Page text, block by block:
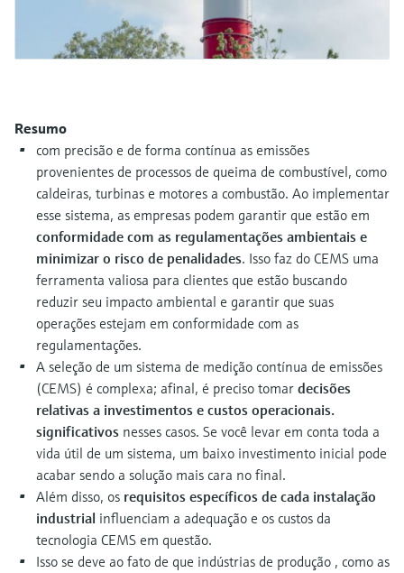
Device Viewer
Find product-specific information and
Spare parts finder
Find spare parts by product root, order code,
or serial number
Comprar tudo
Tecnologia Memosens
do processo para tomada de
decisões
Resumo
com precisão e de forma contínua as emissões
provenientes de processos de queima de combustível, como
caldeiras, turbinas e motores a combustão. Ao implementar
esse sistema, as empresas podem garantir que estão em
conformidade com as regulamentações ambientais e
minimizar o risco de penalidades. Isso faz do CEMS uma
ferramenta valiosa para clientes que estão buscando
reduzir seu impacto ambiental e garantir que suas
operações estejam em conformidade com as
regulamentações.
A seleção de um sistema de medição contínua de emissões
(CEMS) é complexa; afinal, é preciso tomar decisões
relativas a investimentos e custos operacionais.
significativos nesses casos. Se você levar em conta toda a
vida útil de um sistema, um baixo investimento inicial pode
acabar sendo a solução mais cara no final.
Além disso, os requisitos específicos de cada instalação
industrial influenciam a adequação e os custos da
tecnologia CEMS em questão.
Isso se deve ao fato de que indústrias de produção , como as